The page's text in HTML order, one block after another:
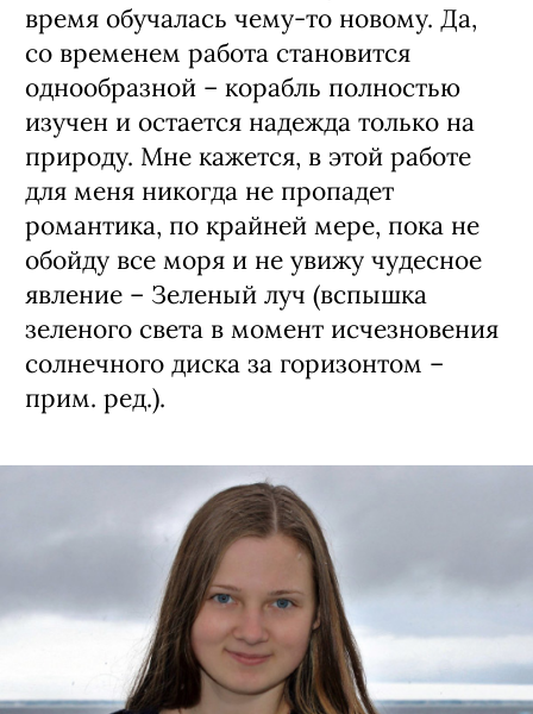
время обучалась чему-то новому. Да,
со временем работа становится
однообразной – корабль полностью
изучен и остается надежда только на
природу. Мне кажется, в этой работе
для меня никогда не пропадет
романтика, по крайней мере, пока не
обойду все моря и не увижу чудесное
явление – Зеленый луч (вспышка
зеленого света в момент исчезновения
солнечного диска за горизонтом –
прим. ред.).